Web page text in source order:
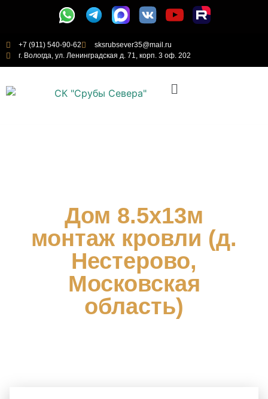
+7 (911) 540-90-62
sksrubsever35@mail.ru
г. Вологда, ул. Ленинградская д. 71, корп. 3 оф. 202
Дом 8.5х13м
монтаж кровли (д.
Нестерово,
Московская
область)